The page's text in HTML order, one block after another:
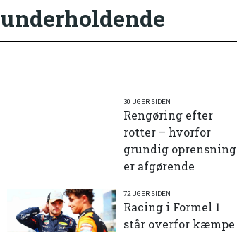
underholdende
30 UGER SIDEN
Rengøring efter
rotter – hvorfor
grundig oprensning
er afgørende
72 UGER SIDEN
Racing i Formel 1
står overfor kæmpe